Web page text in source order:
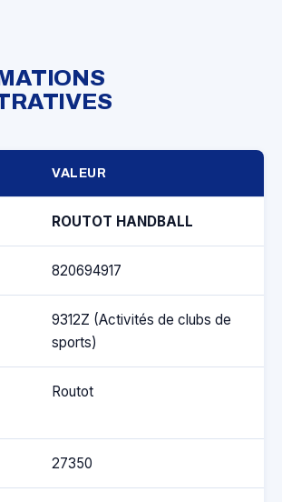
VALEUR
ROUTOT HANDBALL
820694917
9312Z (Activités de clubs de
sports)
Routot
27350